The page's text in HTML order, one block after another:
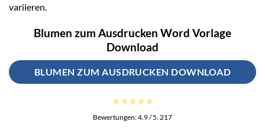
variieren.
Blumen zum Ausdrucken Word Vorlage
Download
BLUMEN ZUM AUSDRUCKEN DOWNLOAD
Bewertungen:4.9/ 5. 217